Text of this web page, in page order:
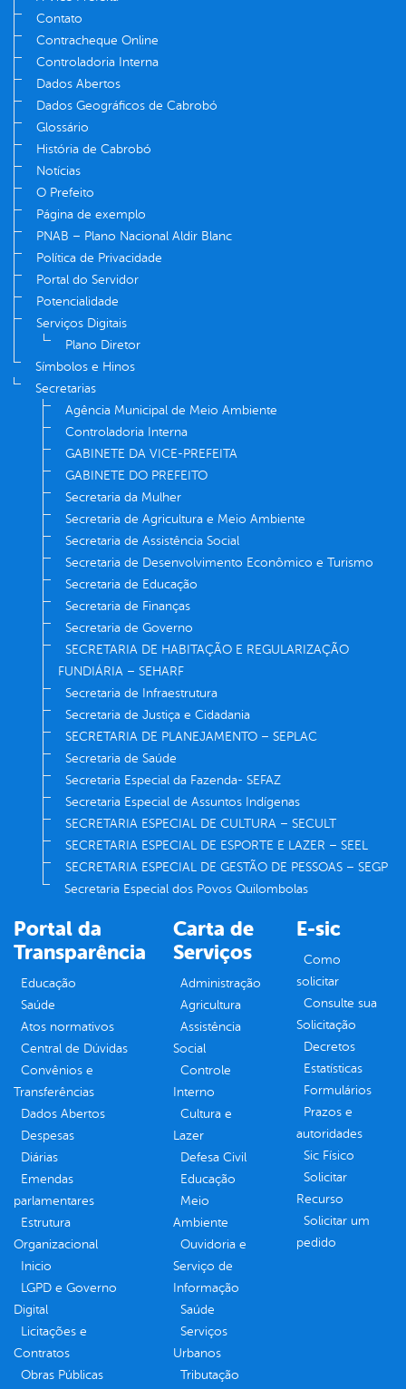
Contato
Contracheque Online
Controladoria Interna
Dados Abertos
Dados Geográficos de Cabrobó
Glossário
História de Cabrobó
Notícias
O Prefeito
Página de exemplo
PNAB – Plano Nacional Aldir Blanc
Política de Privacidade
Portal do Servidor
Potencialidade
Serviços Digitais
Plano Diretor
Símbolos e Hinos
Secretarias
Agência Municipal de Meio Ambiente
Controladoria Interna
GABINETE DA VICE-PREFEITA
GABINETE DO PREFEITO
Secretaria da Mulher
Secretaria de Agricultura e Meio Ambiente
Secretaria de Assistência Social
Secretaria de Desenvolvimento Econômico e Turismo
Secretaria de Educação
Secretaria de Finanças
Secretaria de Governo
SECRETARIA DE HABITAÇÃO E REGULARIZAÇÃO
FUNDIÁRIA – SEHARF
Secretaria de Infraestrutura
Secretaria de Justiça e Cidadania
SECRETARIA DE PLANEJAMENTO – SEPLAC
Secretaria de Saúde
Secretaria Especial da Fazenda- SEFAZ
Secretaria Especial de Assuntos Indígenas
SECRETARIA ESPECIAL DE CULTURA – SECULT
SECRETARIA ESPECIAL DE ESPORTE E LAZER – SEEL
SECRETARIA ESPECIAL DE GESTÃO DE PESSOAS – SEGP
Secretaria Especial dos Povos Quilombolas
Portal da
Transparência
Educação
Saúde
Atos normativos
Central de Dúvidas
Convênios e
Transferências
Dados Abertos
Despesas
Diárias
Emendas
parlamentares
Estrutura
Organizacional
Inicio
LGPD e Governo
Digital
Licitações e
Contratos
Obras Públicas
Carta de
Serviços
Administração
Agricultura
Assistência
Social
Controle
Interno
Cultura e
Lazer
Defesa Civil
Educação
Meio
Ambiente
Ouvidoria e
Serviço de
Informação
Saúde
Serviços
Urbanos
Tributação
E-sic
Como
solicitar
Consulte sua
Solicitação
Decretos
Estatísticas
Formulários
Prazos e
autoridades
Sic Físico
Solicitar
Recurso
Solicitar um
pedido